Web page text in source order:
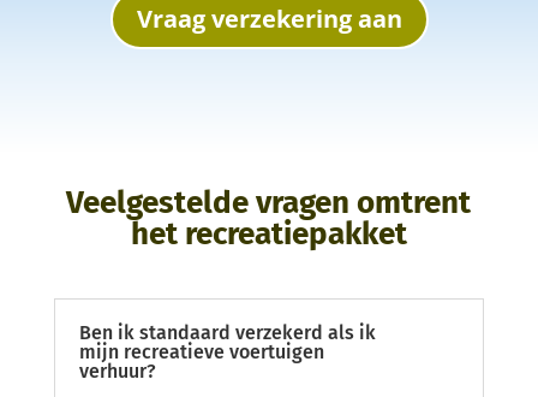
Vraag verzekering aan
Veelgestelde vragen omtrent
het recreatiepakket
Ben ik standaard verzekerd als ik
mijn recreatieve voertuigen
verhuur?